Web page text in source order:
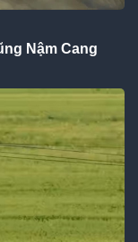
Nậm Cang